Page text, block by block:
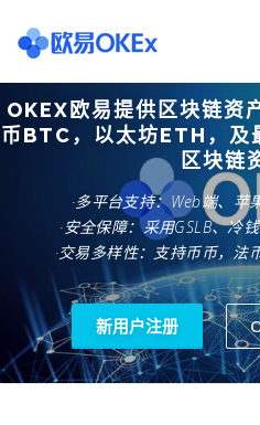
content
欧意交易所 关于欧意OKX
欧意注册网址 欧意交易下载
欧意APP资讯 易欧APP下载
OKEX欧易提供区块链资
币BTC，以太坊ETH，及
区块链
·多平台支持：Web端、苹
·安全保障：采用GSLB、冷
·交易多样性：支持币币，法
新用户注册